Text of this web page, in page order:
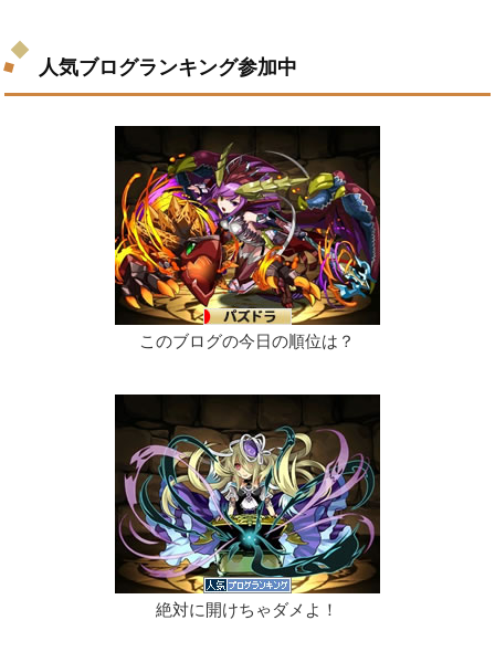
人気ブログランキング参加中
このブログの今日の順位は？
絶対に開けちゃダメよ！